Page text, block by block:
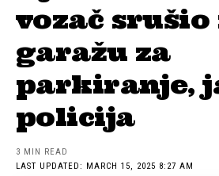
vozač srušio
garažu za
parkiranje,
policija
LAST UPDATED: MARCH 15, 2025 8:27 AM
3 MIN READ